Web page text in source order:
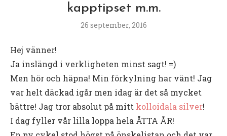
kapptipset m.m.
26 september, 2016
Hej vänner!
Ja inslängd i verkligheten minst sagt! =)
Men hör och häpna! Min förkylning har vänt! Jag
var helt däckad igår men idag är det så mycket
bättre! Jag tror absolut på mitt kolloidala silver!
I dag fyller vår lilla loppa hela ÅTTA ÅR!